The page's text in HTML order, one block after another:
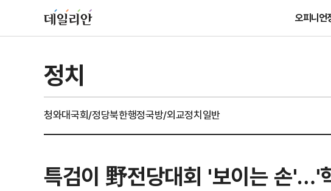
오피니언
정치
청와대국회/정당북한행정국방/외교정치일반
특검이 野전당대회 '보이는 손'…'